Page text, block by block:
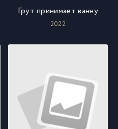
Грут принимает ванну
2022